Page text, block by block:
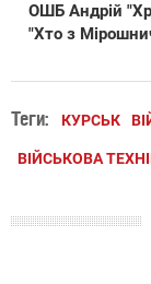
ОШБ Андрій
"Хто з
Теги: КУРСЬК
ВІЙСЬКОВА